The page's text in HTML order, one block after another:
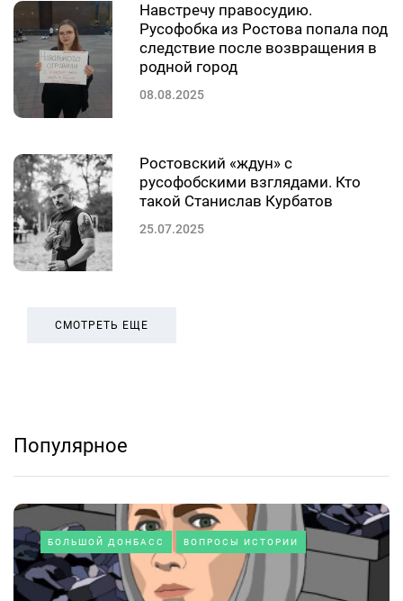
Навстречу правосудию.
Русофобка из Ростова попала под
следствие после возвращения в
родной город
08.08.2025
Ростовский «ждун» с
русофобскими взглядами. Кто
такой Станислав Курбатов
25.07.2025
СМОТРЕТЬ ЕЩЕ
Популярное
БОЛЬШОЙ ДОНБАСС ВОПРОСЫ ИСТОРИИ